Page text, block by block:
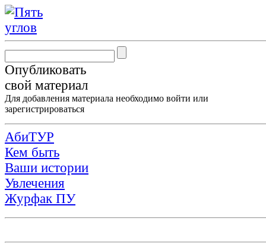
Опубликовать
свой материал
Для добавления материала необходимо войти или
зарегистрироваться
АбиТУР
Кем быть
Ваши истории
Увлечения
Журфак ПУ